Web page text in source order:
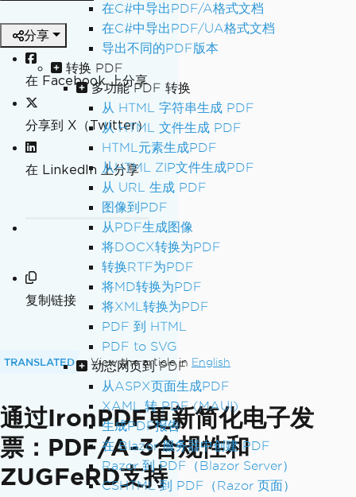
在C#中导出PDF/A格式文档
在C#中导出PDF/UA格式文档
导出不同的PDF版本
转换 PDF
多功能 PDF 转换
从 HTML 字符串生成 PDF
从 HTML 文件生成 PDF
HTML元素生成PDF
从HTML ZIP文件生成PDF
从 URL 生成 PDF
图像到PDF
从PDF生成图像
将DOCX转换为PDF
转换RTF为PDF
将MD转换为PDF
将XML转换为PDF
PDF 到 HTML
PDF to SVG
动态网页到 PDF
从ASPX页面生成PDF
XAML 转 PDF (MAUI)
生成PDF报告
在 Blazor 服务器中创建 PDF
Razor 到 PDF（Blazor Server）
CSHTML 到 PDF（Razor 页面）
分享
在 Facebook 上分享
分享到 X（Twitter）
在 LinkedIn 上分享
复制链接
TRANSLATED View the article in English
通过IronPDF更新简化电子发
票：PDF/A-3合规性和
ZUGFeRD支持